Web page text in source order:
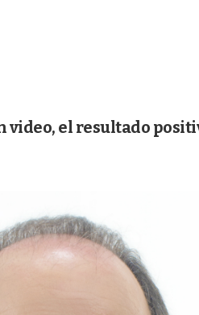
el resultado